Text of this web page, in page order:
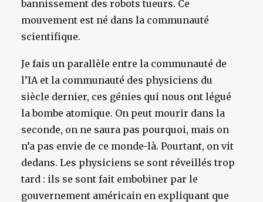
bannissement des robots tueurs. Ce
mouvement est né dans la communauté
scientifique.
Je fais un parallèle entre la communauté de
l’IA et la communauté des physiciens du
siècle dernier, ces génies qui nous ont légué
la bombe atomique. On peut mourir dans la
seconde, on ne saura pas pourquoi, mais on
n’a pas envie de ce monde-là. Pourtant, on vit
dedans. Les physiciens se sont réveillés trop
tard : ils se sont fait embobiner par le
gouvernement américain en expliquant que